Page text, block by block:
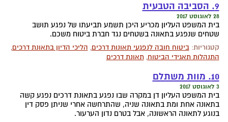
9. הסביבה הטבעית
28 לאוגוסט 2017
בית המשפט העליון מכריע היכן תשמע תביעתו של נפגע תושב
שטחים שנפגע בתאונה בשטחים נגד חברת ביטוח משכם.
קטגוריות:ביטוח חובה לנפגעי תאונות דרכים, הליכי הדיון בתאונת דרכים,
התנהלות תאגידי הביטוח,תאונת דרכים
10. מוות משתלם
3 לאוגוסט 2017
בית המשפט העליון דן במקרה שבו נפגע בתאונת דרכים נפגע קשה
בתאונה אחת ומת בתאונה שניה, שהתרחשה אחרי שניתן פסק דין
בנוגע לתאונה הראשונה, אבל בטרם נדון הערעור.